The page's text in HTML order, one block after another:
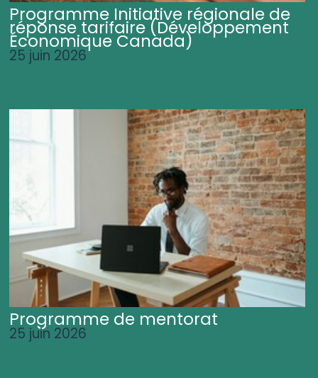
Programme Initiative régionale de
réponse tarifaire (Développement
Économique Canada)
25 juin 2026
Programme de mentorat
25 juin 2026